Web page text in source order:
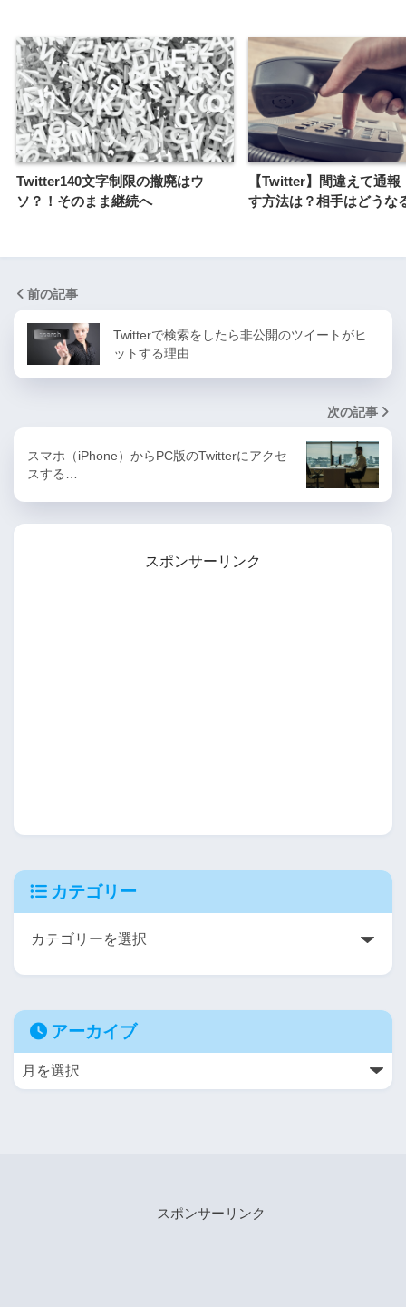
Twitter140文字制限の撤廃はウ
ソ？！そのまま継続へ
【Twitter】間違えて通報
す方法は？相手はどうな
前の記事
Twitterで検索をしたら非公開のツイートがヒ
ットする理由
次の記事
スマホ（iPhone）からPC版のTwitterにアクセ
スする…
スポンサーリンク
カテゴリー
アーカイブ
スポンサーリンク